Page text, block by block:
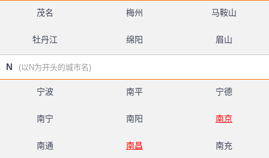
茂名 梅州 马鞍山
牡丹江 绵阳 眉山
N (以N为开头的城市名)
宁波 南平 宁德
南宁 南阳 南京
南通 南昌 南充